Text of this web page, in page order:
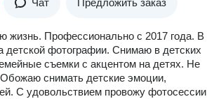
Чат Предложить заказ
жизнь. Профессионально с 2017 года. В
детской фотографии. Снимаю в детских
съемки с акцентом на детях. Не
снимать детские эмоции,
С удовольствием провожу фотосессии